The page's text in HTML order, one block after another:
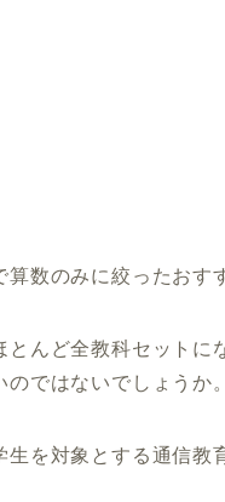
数のみに絞ったおす
んど全教科セットに
ではないでしょうか。
生を対象とする通信